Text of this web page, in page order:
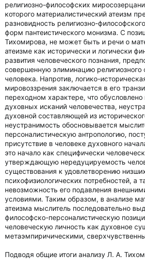
религиозно-философских
которого материалистический атеизм
разновидность религиозно-
форм пантеистического монизма. С
Тихомирова, не может быть и речи о
атеизме как исторически и логически
развития человеческого познания,
совершенную элиминацию религиозного
человека. Напротив, логико-
мировоззрения заключается в его
переходном характере, что
духовных исканий человечества,
духовной составляющей из
неустранимость обосновывается
персоналистическую антропологию,
присутствие в человеке духовного
это начало как специфически
утверждающую нередуцируемость
существования к удовлетворению
психофизиологических потребностей, а
невозможность его подавления
условиями. Таким образом, в анализе
атеизма мыслитель последовательно
философско-персоналистическую
человеческую личность как духовное
метаэмпиричическими,
Подводя общие итоги анализу Л. А.